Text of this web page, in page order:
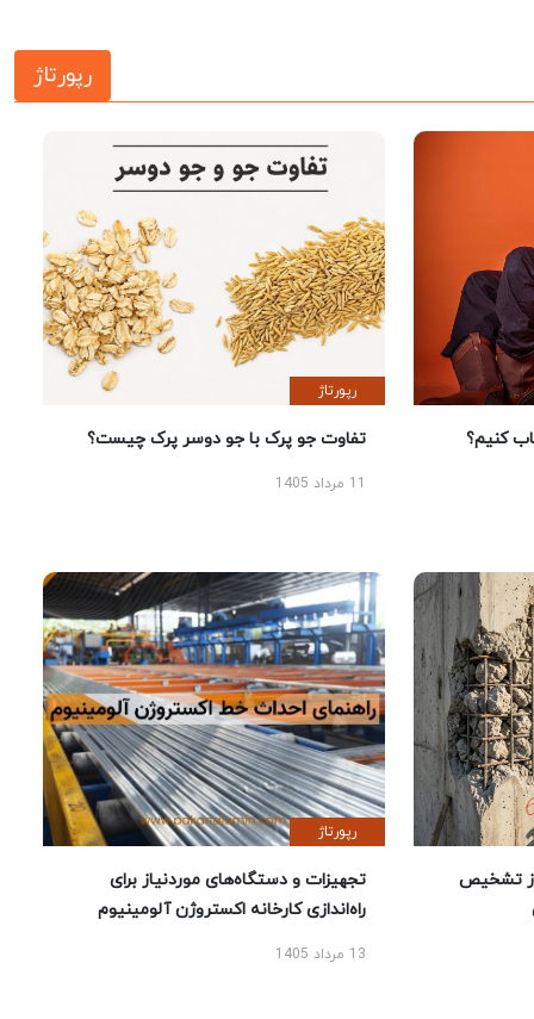
رپورتاژ
کنیم؟
رپورتاژ
تفاوت جو پرک با جو دوسر پرک چیست؟
تشخیص
رپورتاژ
تجهیزات و دستگاه‌های موردنیاز برای
راه‌اندازی کارخانه اکستروژن آلومینیوم
13 مرداد 1405